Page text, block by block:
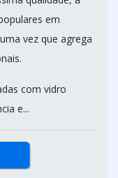
em
vez que agrega
com vidro
e...